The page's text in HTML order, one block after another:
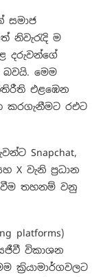
සමාජ
නිවැරැදි ම
දරුවන්ගේ
මෙම
එළඹෙන
කරගැනීමට රඑට
Snapchat,
X වැනි ප්‍රධාන
වීම තහනම් වනු
platforms)
විකාශන
ක්‍රියාමාර්ගවලට